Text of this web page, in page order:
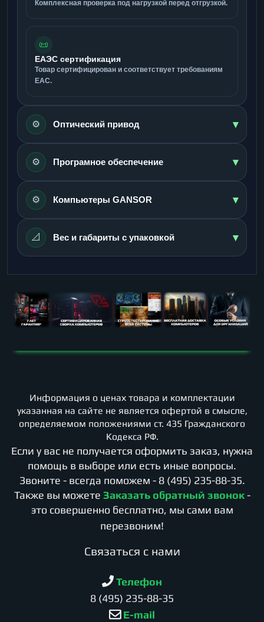
Комплексная проверка под нагрузкой перед отгрузкой.
📜
ЕАЭС сертификация
Товар сертифицирован и соответствует требованиям
ЕАС.
⚙️ Оптический привод ▾
⚙️ Програмное обеспечение ▾
⚙️ Компьютеры GANSOR ▾
📐 Вес и габариты с упаковкой ▾
Информация о ценах товара и комплектации
указанная на сайте не является офертой в смысле,
определяемом положениями ст. 435 Гражданского
Кодекса РФ.
Если у вас не получается оформить заказ, нужна
помощь в выборе или есть иные вопросы.
Звоните - всегда поможем - 8 (495) 235-88-35.
Также вы можете Заказать обратный звонок -
это совершенно бесплатно, мы сами вам
перезвоним!
Cвязаться с нами
Телефон
8 (495) 235-88-35
E-mail